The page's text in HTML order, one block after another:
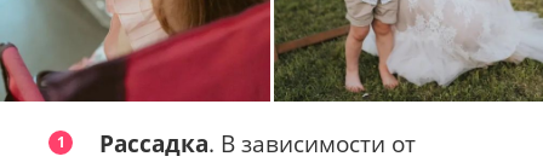
Рассадка. В зависимости от